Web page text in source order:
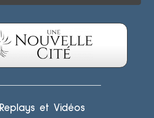
Replays et Vidéos